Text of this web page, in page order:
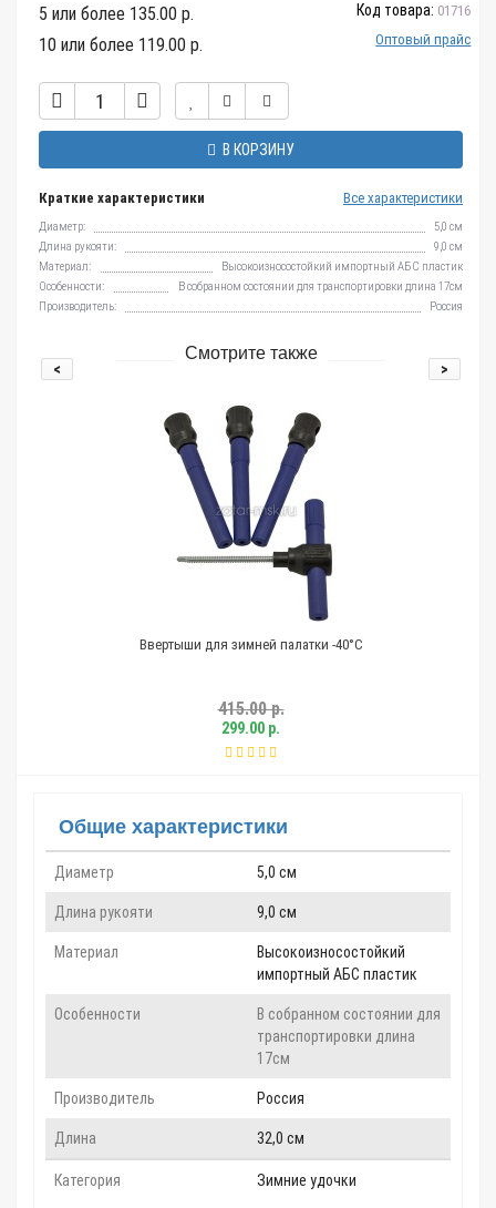
5 или более 135.00 р.
10 или более 119.00 р.
Код товара: 01716
Оптовый прайс
В КОРЗИНУ
Краткие характеристики Все характеристики
Диаметр:
5,0 см
Длина рукояти:
9,0 см
Материал:
Высокоизносостойкий импортный АБС пластик
Особенности:
В собранном состоянии для транспортировки длина 17см
Производитель:
Россия
Смотрите также
Ввертыши для зимней палатки -40°C
415.00 р.
299.00 р.
< >
Общие характеристики
Диаметр 5,0 см
Длина рукояти 9,0 см
Материал
Высокоизносостойкий
импортный АБС пластик
Особенности
В собранном состоянии для
транспортировки длина
17см
Производитель Россия
Длина 32,0 см
Категория Зимние удочки